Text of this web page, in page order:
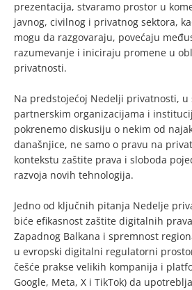
prezentacija, stvaramo prostor u
javnog, civilnog i privatnog sektora,
mogu da razgovaraju, povećaju
razumevanje i iniciraju promene u
privatnosti.
Na predstojećoj Nedelji privatnosti, u
partnerskim organizacijama i
pokrenemo diskusiju o nekim od
današnjice, ne samo o pravu na
kontekstu zaštite prava i sloboda
razvoja novih tehnologija.
Jedno od ključnih pitanja Nedelje
biće efikasnost zaštite digitalnih
Zapadnog Balkana i spremnost
u evropski digitalni regulatorni
češće prakse velikih kompanija i
Google, Meta, X i TikTok) da